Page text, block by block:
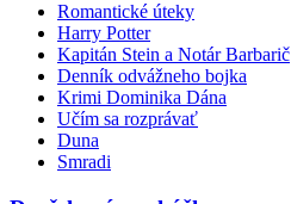
Romantické úteky
Harry Potter
Kapitán Stein a Notár Barbarič
Denník odvážneho bojka
Krimi Dominika Dána
Učím sa rozprávať
Duna
Smradi